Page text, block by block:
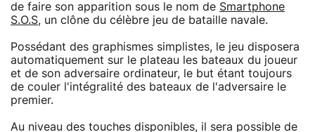
de faire son apparition sous le nom de Smartphone
S.O.S, un clône du célèbre jeu de bataille navale.
Possédant des graphismes simplistes, le jeu disposera
automatiquement sur le plateau les bateaux du joueur
et de son adversaire ordinateur, le but étant toujours
de couler l'intégralité des bateaux de l'adversaire le
premier.
Au niveau des touches disponibles, il sera possible de